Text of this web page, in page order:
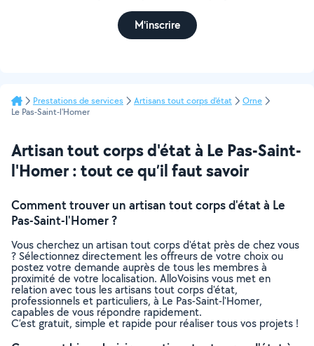
M'inscrire
Prestations de services Artisans tout corps d'état
Orne
Le Pas-Saint-l'Homer
Artisan tout corps d'état à Le Pas-Saint-
l'Homer : tout ce qu’il faut savoir
Comment trouver un artisan tout corps d'état à Le
Pas-Saint-l'Homer ?
Vous cherchez un artisan tout corps d'état près de chez vous
? Sélectionnez directement les offreurs de votre choix ou
postez votre demande auprès de tous les membres à
proximité de votre localisation. AlloVoisins vous met en
relation avec tous les artisans tout corps d'état,
professionnels et particuliers, à Le Pas-Saint-l'Homer,
capables de vous répondre rapidement.
C’est gratuit, simple et rapide pour réaliser tous vos projets !